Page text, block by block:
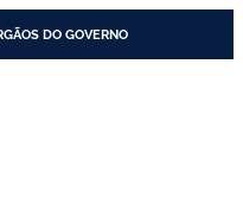
DO GOVERNO